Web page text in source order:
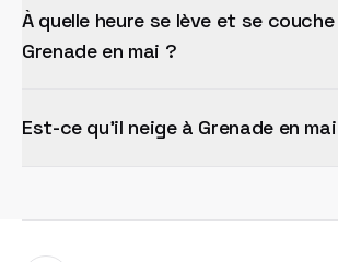
À quelle heure se lève et se
Grenade en mai ?
Est-ce qu'il neige à Grenade en